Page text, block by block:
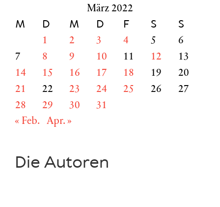
März 2022
M D M D F S S
1 2 3 4 5
6
7
8 9 10 11 12
13
14
15 16 17 18 19
20
21
22 23 24 25 26
27
28
29 30
31
« Feb.
Apr. »
Die Autoren